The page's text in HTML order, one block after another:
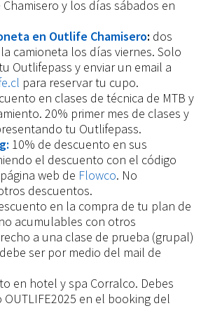
y los días sábados en
en Outlife Chamisero: dos
camioneta los días viernes. Solo
Outlifepass y enviar un email a
para reservar tu cupo.
en clases de técnica de MTB y
20% primer mes de clases y
tu Outlifepass.
10% de descuento en sus
el descuento con el código
web de Flowco. No
descuentos.
en la compra de tu plan de
acumulables con otros
a una clase de prueba (grupal)
ser por medio del mail de
en hotel y spa Corralco. Debes
en el booking del